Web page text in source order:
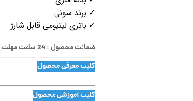
✓ برند سونی
✓ باتری لیتیومی قابل شارژ
ضمانت محصول : 24 ساعت مهلت تست
کلیپ معرفی محصول
کلیپ آموزشی محصول